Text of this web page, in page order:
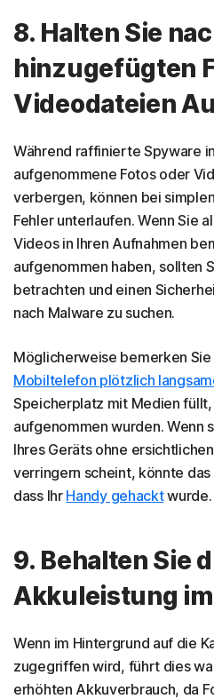
8. Halten Sie
hinzugefügten
Videodateien
Während raffinierte Spyware
aufgenommene Fotos oder
verbergen, können bei
Fehler unterlaufen. Wenn Sie
Videos in Ihren Aufnahmen
aufgenommen haben, sollten
betrachten und einen
nach Malware zu suchen.
Möglicherweise bemerken Sie
Mobiltelefon plötzlich
Speicherplatz mit Medien
aufgenommen wurden. Wenn
Ihres Geräts ohne
verringern scheint, könnte
dass Ihr Handy gehacktwurde.
9. Behalten Sie
Akkuleistung
Wenn im Hintergrund auf die
zugegriffen wird, führt dies
erhöhten Akkuverbrauch, da